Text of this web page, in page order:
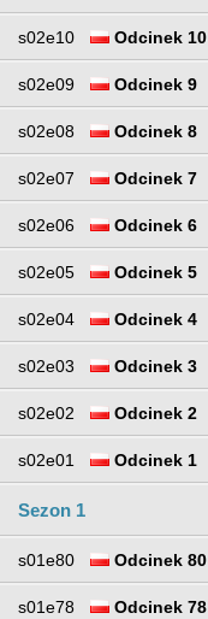
s02e10 Odcinek 10
s02e09 Odcinek 9
s02e08 Odcinek 8
s02e07 Odcinek 7
s02e06 Odcinek 6
s02e05 Odcinek 5
s02e04 Odcinek 4
s02e03 Odcinek 3
s02e02 Odcinek 2
s02e01 Odcinek 1
Sezon 1
s01e80 Odcinek 80
s01e78 Odcinek 78